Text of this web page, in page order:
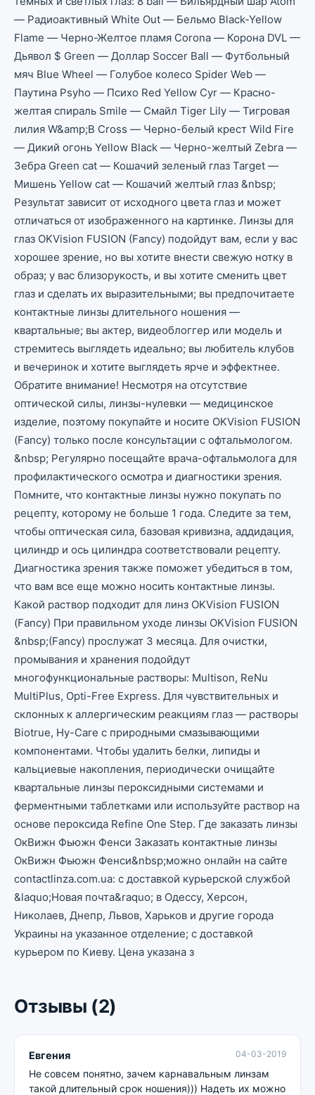
— Радиоактивный White Out — Бельмо Black-Yellow
Flame — Черно-Желтое пламя Corona — Корона DVL —
Дьявол $ Green — Доллар Soccer Ball — Футбольный
мяч Blue Wheel — Голубое колесо Spider Web —
Паутина Psyho — Психо Red Yellow Cyr — Красно-
желтая спираль Smile — Смайл Tiger Lily — Тигровая
лилия W&amp;B Cross — Черно-белый крест Wild Fire
— Дикий огонь Yellow Black — Черно-желтый Zebra —
Зебра Green cat — Кошачий зеленый глаз Target —
Мишень Yellow cat — Кошачий желтый глаз &nbsp;
Результат зависит от исходного цвета глаз и может
отличаться от изображенного на картинке. Линзы для
глаз OKVision FUSION (Fancy) подойдут вам, если у вас
хорошее зрение, но вы хотите внести свежую нотку в
образ; у вас близорукость, и вы хотите сменить цвет
глаз и сделать их выразительными; вы предпочитаете
контактные линзы длительного ношения —
квартальные; вы актер, видеоблоггер или модель и
стремитесь выглядеть идеально; вы любитель клубов
и вечеринок и хотите выглядеть ярче и эффектнее.
Обратите внимание! Несмотря на отсутствие
оптической силы, линзы-нулевки — медицинское
изделие, поэтому покупайте и носите OKVision FUSION
(Fancy) только после консультации с офтальмологом.
&nbsp; Регулярно посещайте врача-офтальмолога для
профилактического осмотра и диагностики зрения.
Помните, что контактные линзы нужно покупать по
рецепту, которому не больше 1 года. Следите за тем,
чтобы оптическая сила, базовая кривизна, аддидация,
цилиндр и ось цилиндра соответствовали рецепту.
Диагностика зрения также поможет убедиться в том,
что вам все еще можно носить контактные линзы.
Какой раствор подходит для линз OKVision FUSION
(Fancy) При правильном уходе линзы OKVision FUSION
&nbsp;(Fancy) прослужат 3 месяца. Для очистки,
промывания и хранения подойдут
многофункциональные растворы: Multison, ReNu
MultiPlus, Opti-Free Express. Для чувствительных и
склонных к аллергическим реакциям глаз — растворы
Biotrue, Hy-Care с природными смазывающими
компонентами. Чтобы удалить белки, липиды и
кальциевые накопления, периодически очищайте
квартальные линзы пероксидными системами и
ферментными таблетками или используйте раствор на
основе пероксида Refine One Step. Где заказать линзы
ОкВижн Фьюжн Фенси Заказать контактные линзы
ОкВижн Фьюжн Фенси&nbsp;можно онлайн на сайте
contactlinza.com.ua: с доставкой курьерской службой
&laquo;Новая почта&raquo; в Одессу, Херсон,
Николаев, Днепр, Львов, Харьков и другие города
Украины на указанное отделение; с доставкой
курьером по Киеву. Цена указана з
Отзывы (2)
Евгения 04-03-2019
Не совсем понятно, зачем карнавальным линзам
такой длительный срок ношения))) Надеть их можно